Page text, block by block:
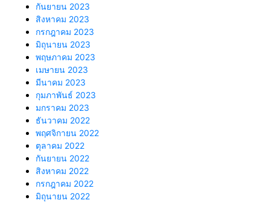
กันยายน 2023
สิงหาคม 2023
กรกฎาคม 2023
มิถุนายน 2023
พฤษภาคม 2023
เมษายน 2023
มีนาคม 2023
กุมภาพันธ์ 2023
มกราคม 2023
ธันวาคม 2022
พฤศจิกายน 2022
ตุลาคม 2022
กันยายน 2022
สิงหาคม 2022
กรกฎาคม 2022
มิถุนายน 2022